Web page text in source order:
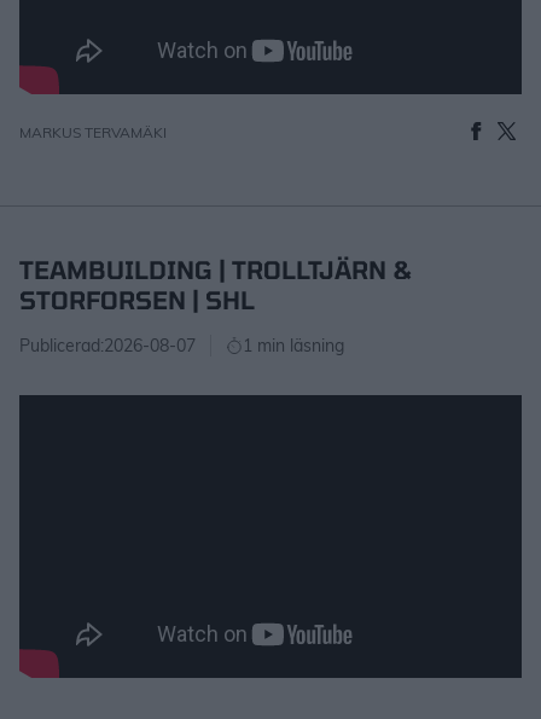
MARKUS TERVAMÄKI
TEAMBUILDING | TROLLTJÄRN &
STORFORSEN | SHL
Publicerad:2026-08-07 1 min läsning